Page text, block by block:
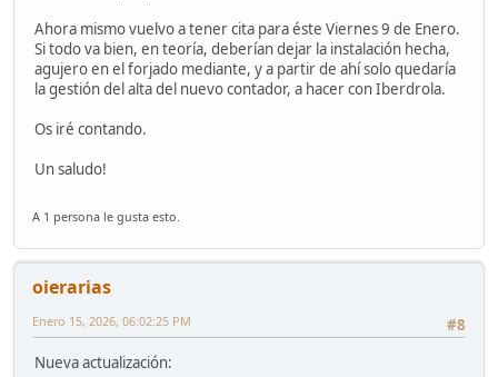
Ahora mismo vuelvo a tener cita para éste Viernes 9 de Enero.
Si todo va bien, en teoría, deberían dejar la instalación hecha,
agujero en el forjado mediante, y a partir de ahí solo quedaría
la gestión del alta del nuevo contador, a hacer con Iberdrola.
Os iré contando.
Un saludo!
A 1 persona le gusta esto.
oierarias
#8
Enero 15, 2026, 06:02:25 PM
Nueva actualización: